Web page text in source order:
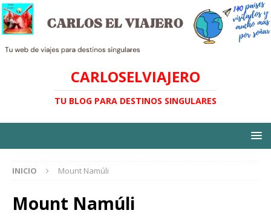
CARLOSELVIAJERO
TU BLOG PARA DESTINOS SINGULARES
INICIO Mount Namúli
Mount Namúli